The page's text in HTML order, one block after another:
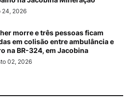
24, 2026
morre e três pessoas ficam
em colisão entre ambulância e
na BR-324, em Jacobina
02, 2026